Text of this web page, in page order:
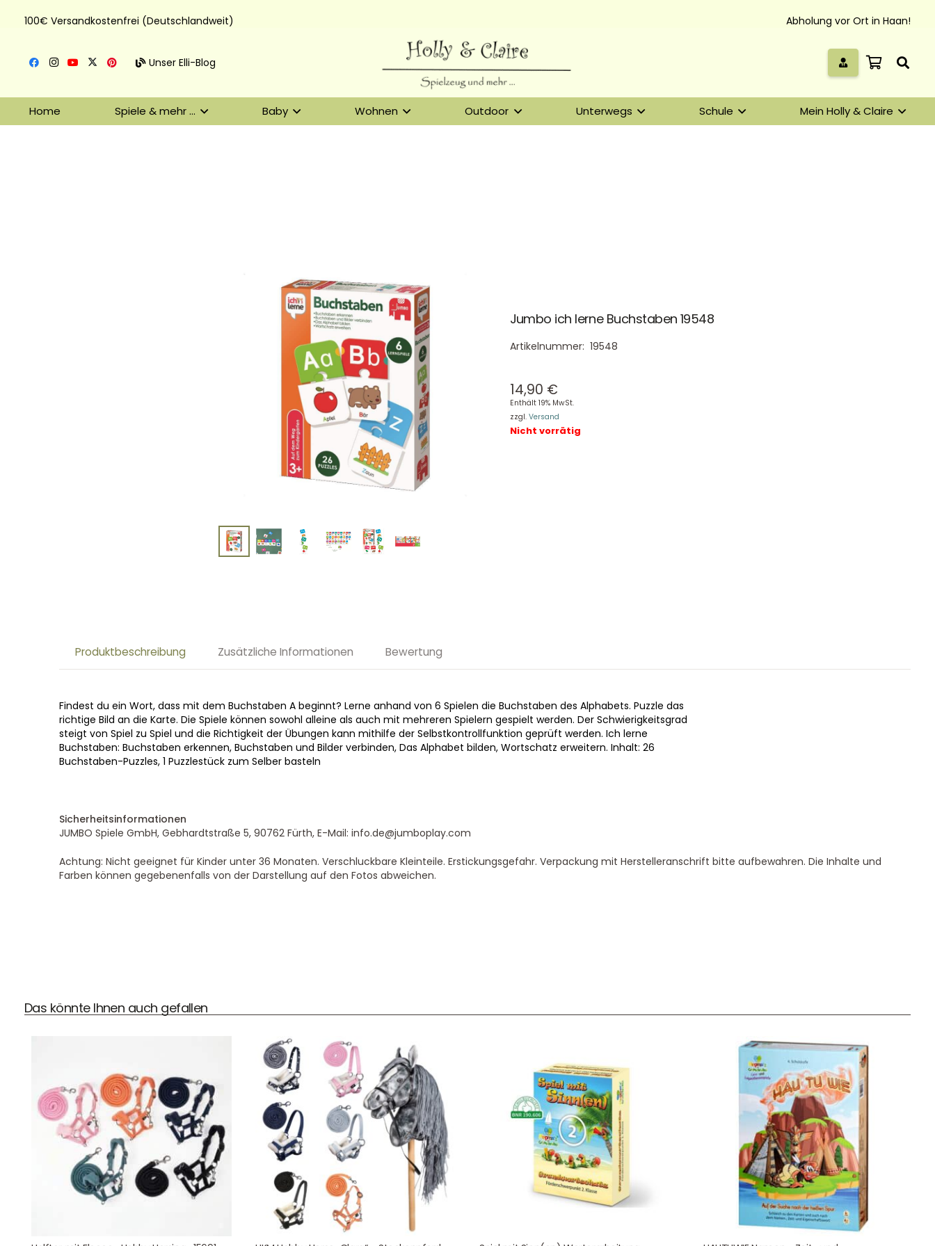
100€ Versandkostenfrei (Deutschlandweit) Abholung vor Ort in Haan!
Unser Elli-Blog
Home Spiele & mehr … Baby Wohnen Outdoor Unterwegs Schule Mein Holly & Claire
Jumbo ich lerne Buchstaben 19548
Artikelnummer: 19548
14,90 €
Enthält 19% MwSt.
zzgl. Versand
Nicht vorrätig
Produktbeschreibung Zusätzliche Informationen Bewertung
Findest du ein Wort, dass mit dem Buchstaben A beginnt? Lerne anhand von 6 Spielen die Buchstaben des Alphabets. Puzzle das
richtige Bild an die Karte. Die Spiele können sowohl alleine als auch mit mehreren Spielern gespielt werden. Der Schwierigkeitsgrad
steigt von Spiel zu Spiel und die Richtigkeit der Übungen kann mithilfe der Selbstkontrollfunktion geprüft werden. Ich lerne
Buchstaben: Buchstaben erkennen, Buchstaben und Bilder verbinden, Das Alphabet bilden, Wortschatz erweitern. Inhalt: 26
Buchstaben-Puzzles, 1 Puzzlestück zum Selber basteln
Sicherheitsinformationen
JUMBO Spiele GmbH, Gebhardtstraße 5, 90762 Fürth, E-Mail: info.de@jumboplay.com
Achtung: Nicht geeignet für Kinder unter 36 Monaten. Verschluckbare Kleinteile. Erstickungsgefahr. Verpackung mit Herstelleranschrift bitte aufbewahren. Die Inhalte und
Farben können gegebenenfalls von der Darstellung auf den Fotos abweichen.
Das könnte Ihnen auch gefallen
DHL Versand
Mailund telefonisch für Sie erreichbar.
Kauf auch bei uns in Haan direkt abholen.
Wünsche per Facebook, Instagram, Twitter oder
WhatsApp mitzuteilen.
Kontaktdaten Unser Service
Über uns
News & Infos Newsletter Anmelden
NEWSLETTER